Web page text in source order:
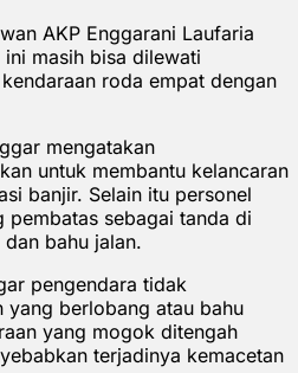
AKP Enggarani Laufaria
masih bisa dilewati
roda empat dengan
mengatakan
untuk membantu kelancaran
banjir. Selain itu personel
pembatas sebagai tanda di
bahu jalan.
pengendara tidak
berlobang atau bahu
yang mogok ditengah
terjadinya kemacetan